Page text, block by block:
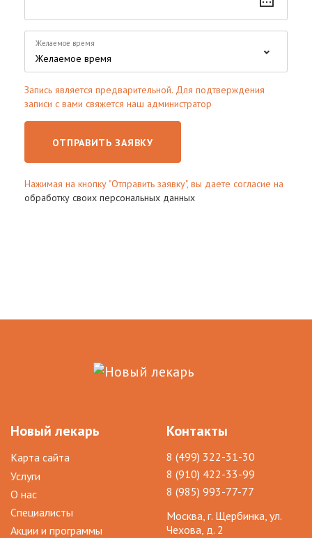
Желаемое время
Запись является предварительной. Для подтверждения
записи с вами свяжется наш администратор
ОТПРАВИТЬ ЗАЯВКУ
Нажимая на кнопку "Отправить заявку", вы даете согласие на
обработку своих персональных данных
Новый лекарь
Карта сайта
Услуги
О нас
Специалисты
Акции и программы
Контакты
8 (499) 322-31-30
8 (910) 422-33-99
8 (985) 993-77-77
Москва, г. Щербинка, ул.
Чехова, д. 2